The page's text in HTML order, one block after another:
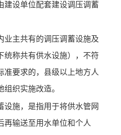
建设单位配套建设调压调蓄
业主共有的调压调蓄设施及
统称共有供水设施），不符
准要求的，县级以上地方人
织实施改造。
设施，是指用于将供水管网
再输送至用水单位和个人